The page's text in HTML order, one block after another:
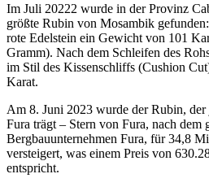
Im Juli 20222 wurde in der Provinz
größte Rubin von Mosambik
rote Edelstein ein Gewicht von 101
Gramm). Nach dem Schleifen des
im Stil des Kissenschliffs (Cushion
Karat.
Am 8. Juni 2023 wurde der Rubin, der
Fura trägt – Stern von Fura, nach dem
Bergbauunternehmen Fura, für 34,8
versteigert, was einem Preis von
entspricht.